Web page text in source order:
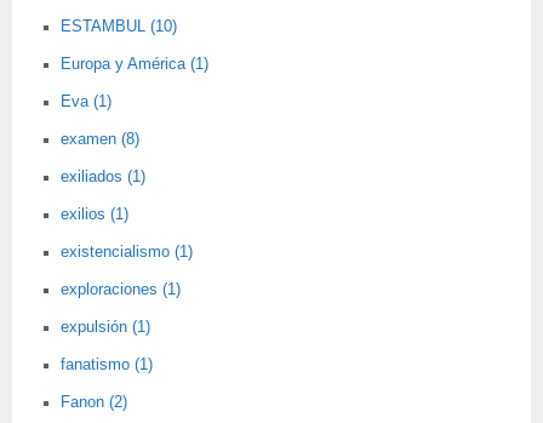
ESTAMBUL (10)
Europa y América (1)
Eva (1)
examen (8)
exiliados (1)
exilios (1)
existencialismo (1)
exploraciones (1)
expulsión (1)
fanatismo (1)
Fanon (2)